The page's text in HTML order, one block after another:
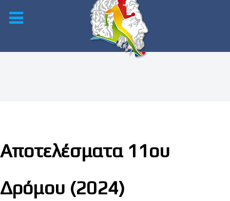
Αποτελέσματα 11ου
Δρόμου (2024)